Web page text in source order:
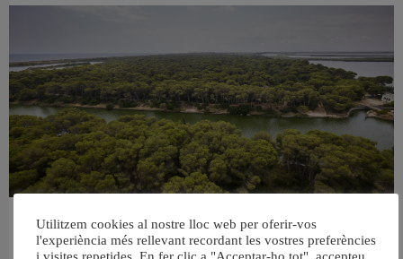
València retira prop de 15.000 litres de residus de la Devesa durant el mes de
juliol
6 agost, 2026
Utilitzem cookies al nostre lloc web per oferir-vos
l'experiència més rellevant recordant les vostres preferències